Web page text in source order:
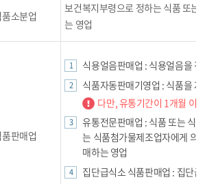
소분업
보건복지부령으로 정하는 식품 또는
는 영업
판매업
식용얼음판매업 : 식용얼음을
식품자동판매기영업 : 식품을
다만, 유통기간이 1개월 이
유통전문판매업 : 식품 또는 식
는 식품첨가물제조업자에게 의
매하는 영업
집단급식소 식품판매업 : 집단